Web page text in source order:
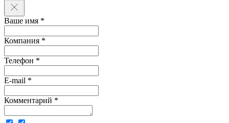
Ваше имя *
Компания *
Телефон *
E-mail *
Комментарий *